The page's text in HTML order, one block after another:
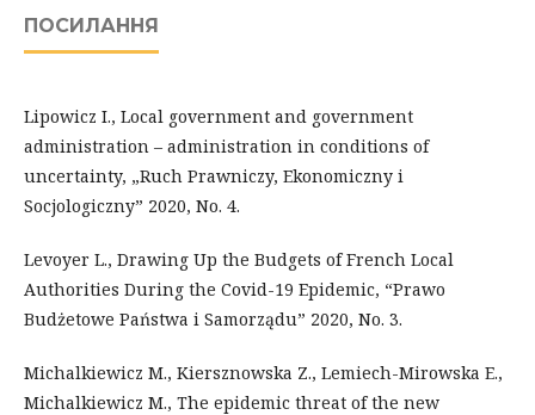
ПОСИЛАННЯ
Lipowicz I., Local government and government
administration – administration in conditions of
uncertainty, „Ruch Prawniczy, Ekonomiczny i
Socjologiczny” 2020, No. 4.
Levoyer L., Drawing Up the Budgets of French Local
Authorities During the Covid-19 Epidemic, “Prawo
Budżetowe Państwa i Samorządu” 2020, No. 3.
Michalkiewicz M., Kiersznowska Z., Lemiech-Mirowska E.,
Michalkiewicz M., The epidemic threat of the new